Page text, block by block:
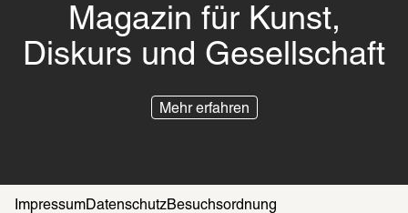
Magazin für Kunst,
Diskurs und Gesellschaft
Mehr erfahren
ImpressumDatenschutzBesuchsordnung